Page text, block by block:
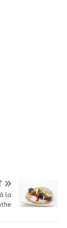
la